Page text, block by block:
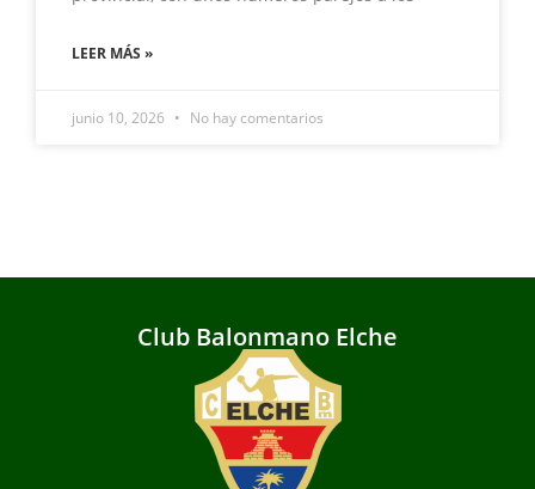
LEER MÁS »
junio 10, 2026 No hay comentarios
Club Balonmano Elche